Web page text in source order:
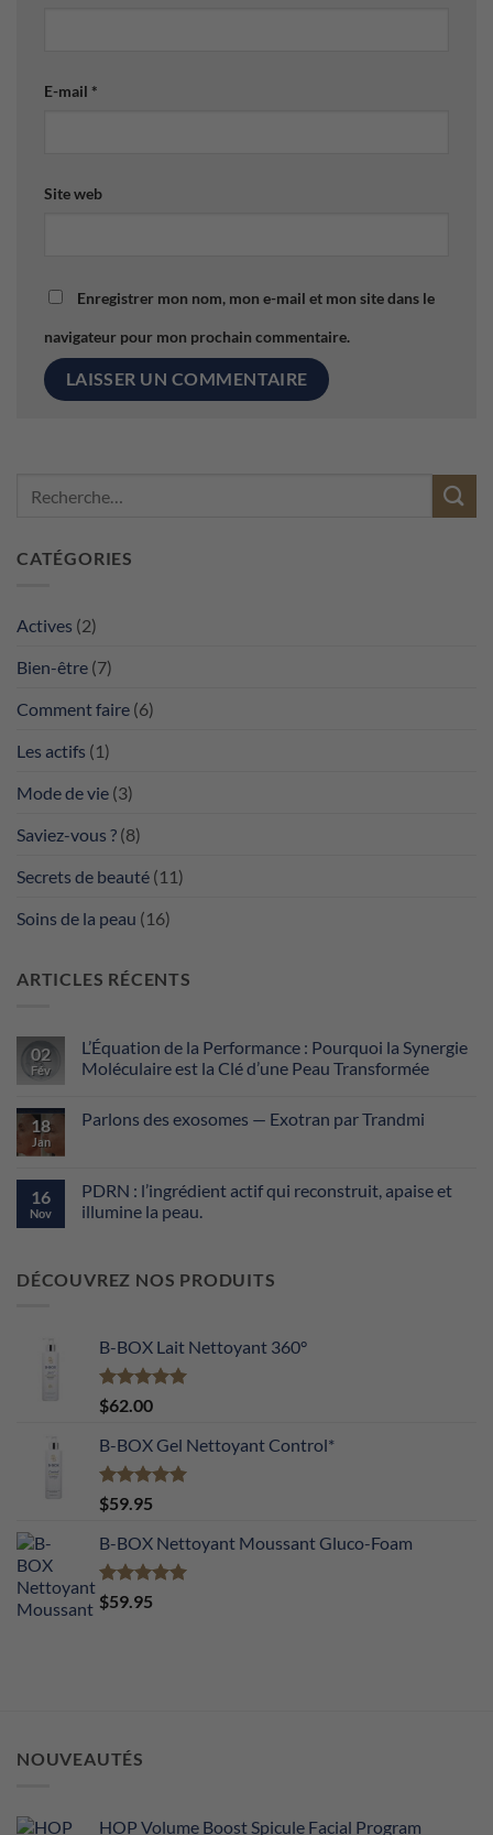
E-mail *
Site web
Enregistrer mon nom, mon e-mail et mon site dans le
navigateur pour mon prochain commentaire.
CATÉGORIES
Actives (2)
Bien-être (7)
Comment faire (6)
Les actifs (1)
Mode de vie (3)
Saviez-vous ? (8)
Secrets de beauté (11)
Soins de la peau (16)
ARTICLES RÉCENTS
02
Fév
L’Équation de la Performance : Pourquoi la Synergie
Moléculaire est la Clé d’une Peau Transformée
sur
Pourquoi
la
la
Clé
18
Jan
Parlons des exosomes — Exotran par Trandmi
Parlons
des
exosomes
16
Nov
PDRN : l’ingrédient actif qui reconstruit, apaise et
illumine la peau.
PDRN
:
reconstruit,
peau.
DÉCOUVREZ NOS PRODUITS
B-BOX Lait Nettoyant 360°
Note5.00
sur 5
$62.00
B-BOX Gel Nettoyant Control*
Note5.00
sur 5
$59.95
B-BOX Nettoyant Moussant Gluco-Foam
Note5.00
sur 5
$59.95
NOUVEAUTÉS
HOP Volume Boost Spicule Facial Program